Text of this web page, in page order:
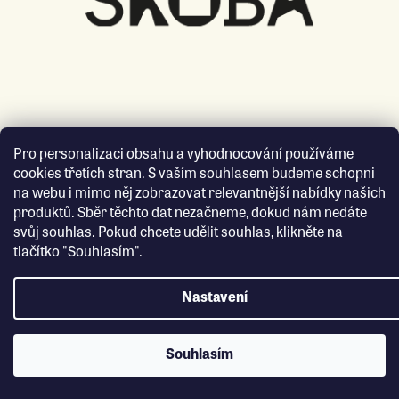
Pro personalizaci obsahu a vyhodnocování používáme
cookies třetích stran. S vaším souhlasem budeme schopni
na webu i mimo něj zobrazovat relevantnější nabídky našich
produktů. Sběr těchto dat nezačneme, dokud nám nedáte
svůj souhlas. Pokud chcete udělit souhlas, klikněte na
tlačítko "Souhlasím".
Nastavení
Souhlasím